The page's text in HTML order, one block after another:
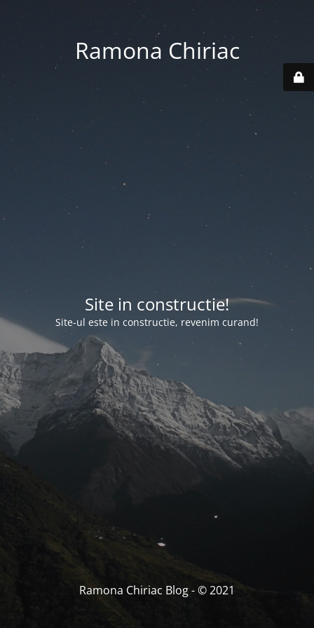
Ramona Chiriac
Site in constructie!
Site-ul este in constructie, revenim curand!
Ramona Chiriac Blog - © 2021